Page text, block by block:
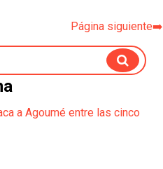
Página siguiente➡️
a Agoumé entre las cinco